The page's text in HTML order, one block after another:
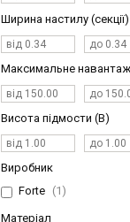
Ширина настилу (секції)
Максимальне
Висота підмости (В)
Виробник
Forte
1
Матеріал